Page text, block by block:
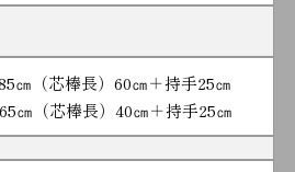
㎝（芯棒長）60㎝＋持手25㎝
㎝（芯棒長）40㎝＋持手25㎝